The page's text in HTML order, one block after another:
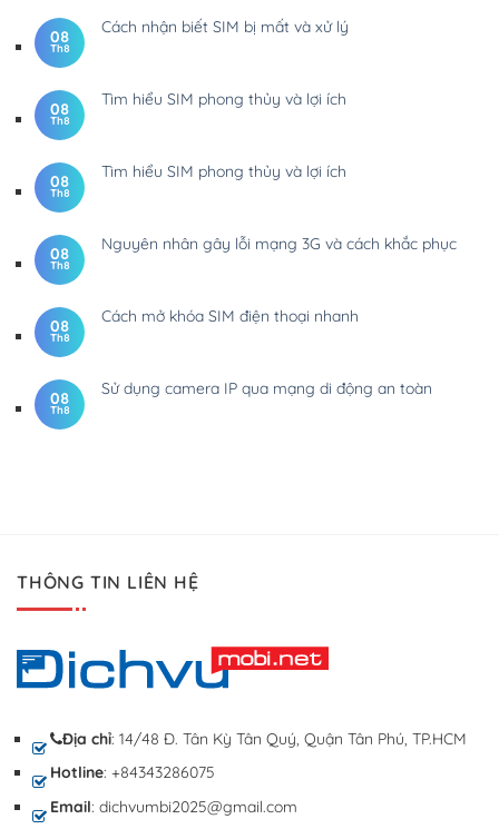
08
Th8
Cách nhận biết SIM bị mất và xử lý
08
Th8
Tìm hiểu SIM phong thủy và lợi ích
08
Th8
Tìm hiểu SIM phong thủy và lợi ích
08
Th8
Nguyên nhân gây lỗi mạng 3G và cách khắc phục
08
Th8
Cách mở khóa SIM điện thoại nhanh
08
Th8
Sử dụng camera IP qua mạng di động an toàn
THÔNG TIN LIÊN HỆ
Địa chỉ: 14/48 Đ. Tân Kỳ Tân Quý, Quận Tân Phú, TP.HCM
Hotline: +84343286075
Email: dichvumbi2025@gmail.com